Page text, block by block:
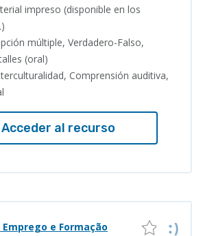
impreso (disponible en los
múltiple, Verdadero-Falso,
(oral)
Comprensión auditiva,
Acceder al recurso
e Formação